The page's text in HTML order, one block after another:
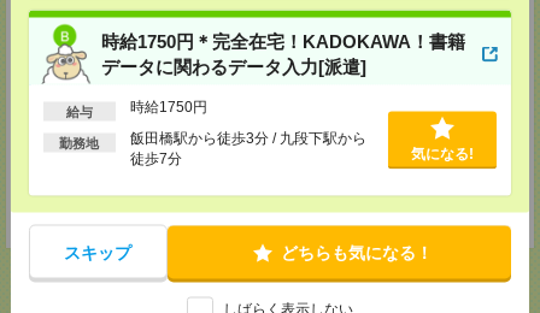
時給1750円＊完全在宅！KADOKAWA！書籍
データに関わるデータ入力[派遣]
給与 時給1750円
勤務地
飯田橋駅から徒歩3分 / 九段下駅から
徒歩7分
気になる!
スキップ どちらも気になる！
しばらく表示しない
栃木県宇都宮市大通り2-2-3 明治安田生命宇都宮大工町ビル2階
〔アクセス〕宇都宮駅より徒歩11分
TEL：0120-25-1069
MAIL：utm30@athuman.com
担当：人材コーディネート担当
茨城支店
茨城県水戸市城南1-2-43 NKCビル 305号
〔アクセス〕水戸駅より徒歩5分
MAIL：hit30@athuman.com
担当：人材コーディネート担当